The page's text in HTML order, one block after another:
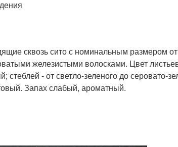
сквозь сито с номинальным размером
железистыми волосками. Цвет
стеблей - от светло-зеленого до серовато-
Запах слабый, ароматный.